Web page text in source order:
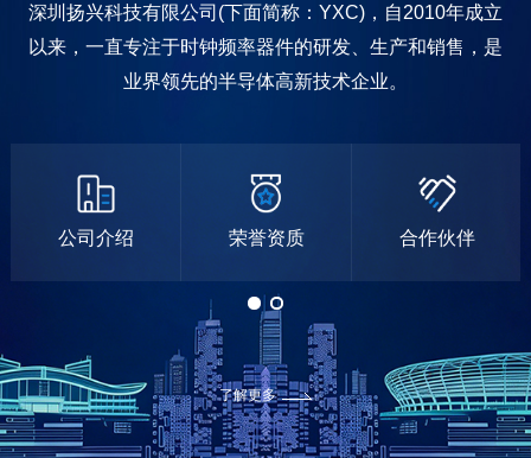
深圳扬兴科技有限公司(下面简称：YXC)，自2010年成立
以来，一直专注于时钟频率器件的研发、生产和销售，是
业界领先的半导体高新技术企业。
公司介绍 荣誉资质 合作伙伴
了解更多